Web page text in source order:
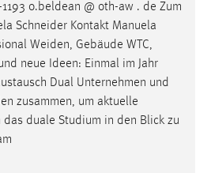
o.beldean @ oth-aw . de Zum
Schneider Kontakt Manuela
Weiden, Gebäude WTC,
neue Ideen: Einmal im Jahr
Dual Unternehmen und
zusammen, um aktuelle
das duale Studium in den Blick zu